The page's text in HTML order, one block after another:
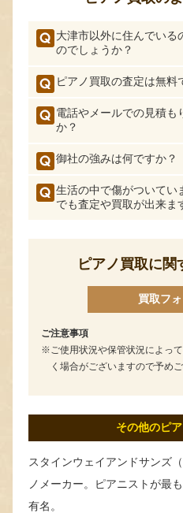
大津市以外に住んでいる
のでしょうか？
ピアノ買取の査定は無料
電話やメールでの見積も
か？
御社の強みは何ですか？
生活の中で傷がついてい
でも査定や買取が出来ま
ピアノ買取に関
買取フ
ご注意事項
ご使用状況や保管状況によっ
く場合がございますので予め
その他のピ
スタインウェイアンドサンズ
ノメーカー。ピアニストが最
有名。